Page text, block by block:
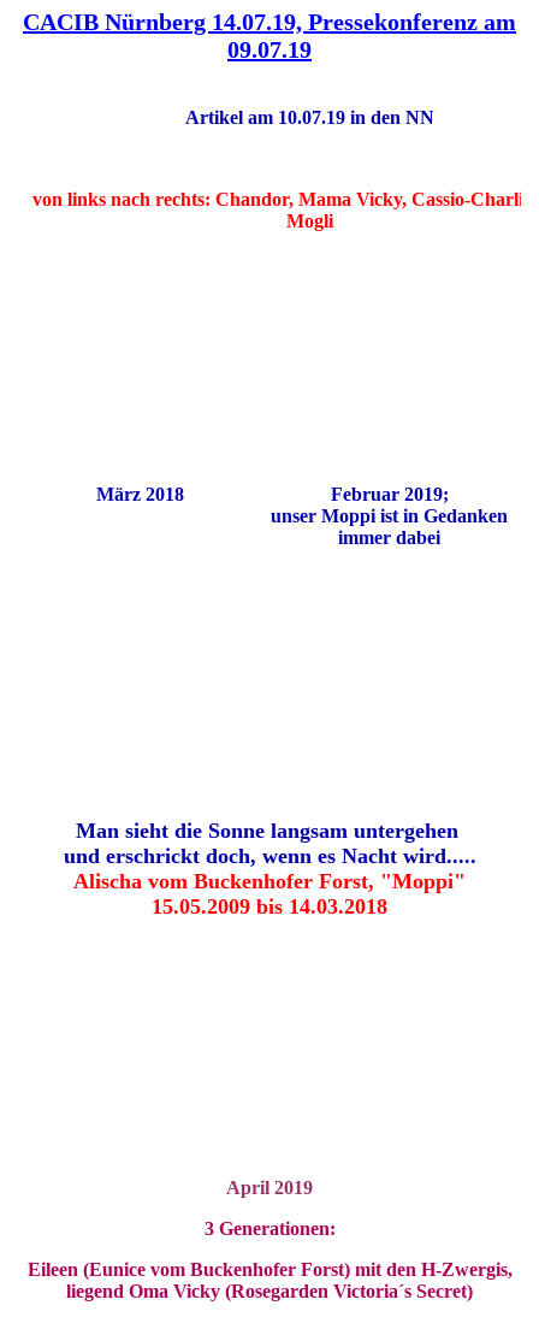
CACIB Nürnberg 14.07.19, Pressekonferenz am
09.07.19
Artikel am 10.07.19 in den NN
von links nach rechts: Chandor, Mama Vicky, Cassio-
Mogli
März 2018
Februar 2019;
unser Moppi ist in Gedanken
immer dabei
Man sieht die Sonne langsam untergehen
und erschrickt doch, wenn es Nacht wird.....
Alischa vom Buckenhofer Forst, "Moppi"
15.05.2009 bis 14.03.2018
April 2019
3 Generationen:
Eileen (Eunice vom Buckenhofer Forst) mit den H-Zwergis,
liegend Oma Vicky (Rosegarden Victoria´s Secret)